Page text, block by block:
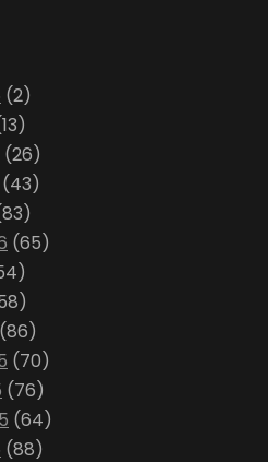
(2)
(26)
(43)
(65)
(86)
(70)
(76)
(64)
(88)